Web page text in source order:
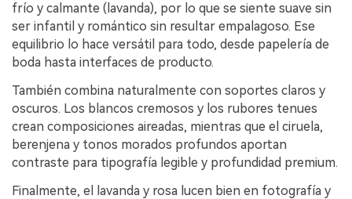
frío y calmante (lavanda), por lo que se siente suave sin
ser infantil y romántico sin resultar empalagoso. Ese
equilibrio lo hace versátil para todo, desde papelería de
boda hasta interfaces de producto.
También combina naturalmente con soportes claros y
oscuros. Los blancos cremosos y los rubores tenues
crean composiciones aireadas, mientras que el ciruela,
berenjena y tonos morados profundos aportan
contraste para tipografía legible y profundidad premium.
Finalmente, el lavanda y rosa lucen bien en fotografía y